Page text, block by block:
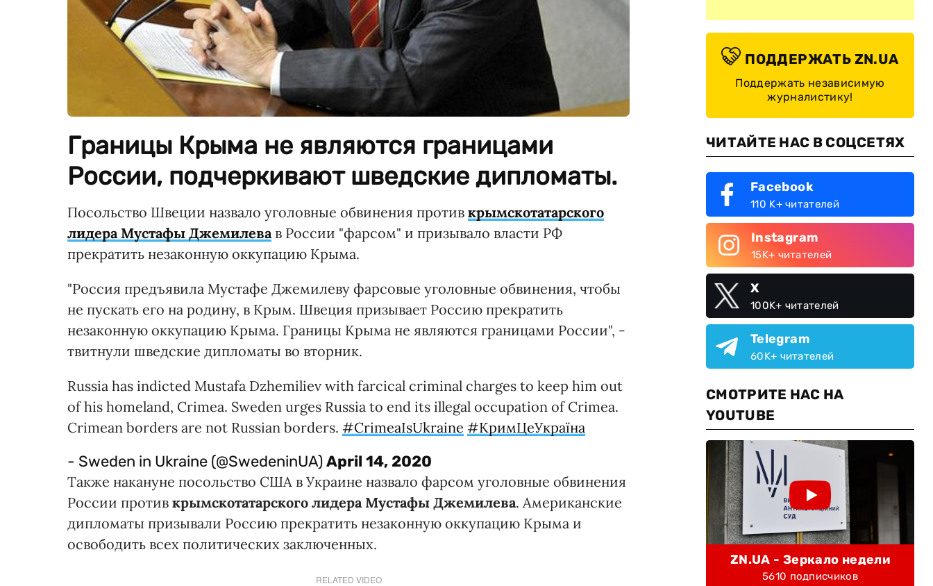
Границы Крыма не являются границами
России, подчеркивают шведские дипломаты.
Посольство Швеции назвало уголовные обвинения против крымскотатарского
лидера Мустафы Джемилева в России "фарсом" и призывало власти РФ
прекратить незаконную оккупацию Крыма.
"Россия предъявила Мустафе Джемилеву фарсовые уголовные обвинения, чтобы
не пускать его на родину, в Крым. Швеция призывает Россию прекратить
незаконную оккупацию Крыма. Границы Крыма не являются границами России", -
твитнули шведские дипломаты во вторник.
Russia has indicted Mustafa Dzhemiliev with farcical criminal charges to keep him out
of his homeland, Crimea. Sweden urges Russia to end its illegal occupation of Crimea.
Crimean borders are not Russian borders. #CrimeaIsUkraine #КримЦеУкраїна
- Sweden in Ukraine (@SwedeninUA)April 14, 2020
Также накануне посольство США в Украине назвало фарсом уголовные обвинения
России против крымскотатарского лидера Мустафы Джемилева. Американские
дипломаты призывали Россию прекратить незаконную оккупацию Крыма и
освободить всех политических заключенных.
RELATED VIDEO
ПОДДЕРЖАТЬ ZN.UA
Поддержать независимую
журналистику!
ЧИТАЙТЕ НАС В СОЦСЕТЯХ
Facebook
110 K+ читателей
Instagram
15K+ читателей
X
100K+ читателей
Telegram
60K+ читателей
СМОТРИТЕ НАС НА
YOUTUBE
ZN.UA - Зеркало недели
5610 подписчиков